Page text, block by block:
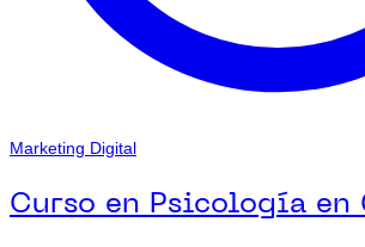
Marketing Digital
Curso en Psicología